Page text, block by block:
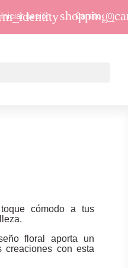
Iniciar sesión Carrito (0)
cómodo a tus
floral aporta un
con esta